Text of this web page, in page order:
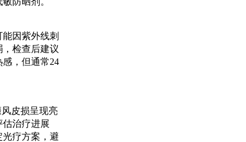
因紫外线刺
检查后建议
，但通常24
皮损呈现亮
治疗进展
疗方案，避